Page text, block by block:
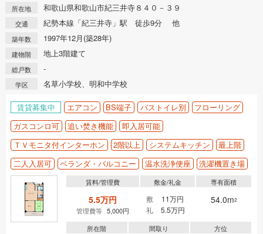
所在地 和歌山県和歌山市紀三井寺８４０－３９
交通 紀勢本線「紀三井寺」駅 徒歩9分 他
築年数 1997年12月(築28年)
建物階 地上3階建て
総戸数 -
学区 名草小学校、明和中学校
賃貸募集中 エアコン BS端子 バストイレ別
フローリング
ガスコンロ可
追い焚き機能
即入居可能
ＴＶモニタ付インターホン
2階以上 システムキッチン
最上階
二人入居可
ベランダ・バルコニー 温水洗浄便座 洗濯機置き場
賃料/管理費
5.5万円
管理費等 5,000円
敷金/礼金
敷
11万円
礼
5.5万円
専有面積
54.0m2
所在階 間取り 方位